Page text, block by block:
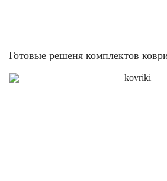
Готовые решеня комплектов